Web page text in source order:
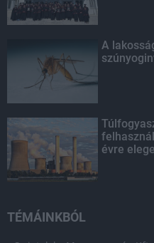
A
évre
TÉMÁINKBÓL